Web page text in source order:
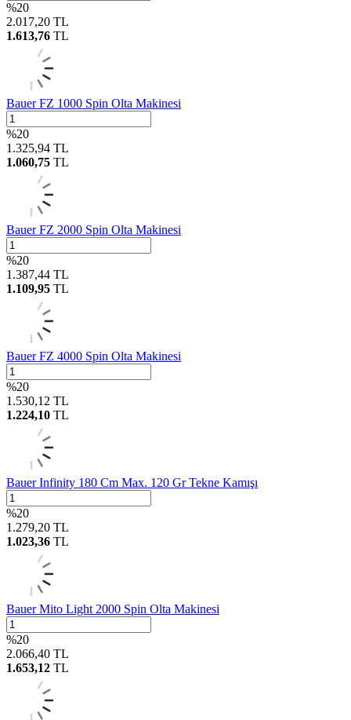
%20
2.017,20 TL
1.613,76 TL
Bauer FZ 1000 Spin Olta Makinesi
%20
1.325,94 TL
1.060,75 TL
Bauer FZ 2000 Spin Olta Makinesi
%20
1.387,44 TL
1.109,95 TL
Bauer FZ 4000 Spin Olta Makinesi
%20
1.530,12 TL
1.224,10 TL
Bauer Infinity 180 Cm Max. 120 Gr Tekne Kamışı
%20
1.279,20 TL
1.023,36 TL
Bauer Mito Light 2000 Spin Olta Makinesi
%20
2.066,40 TL
1.653,12 TL